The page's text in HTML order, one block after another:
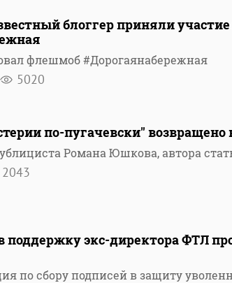
блоггер приняли
флешмоб #Дорогаянабережная
5020
по-пугачевски" возвращено
Романа Юшкова, автора
2043
поддержку экс-директора ФТЛ
по сбору подписей в защиту